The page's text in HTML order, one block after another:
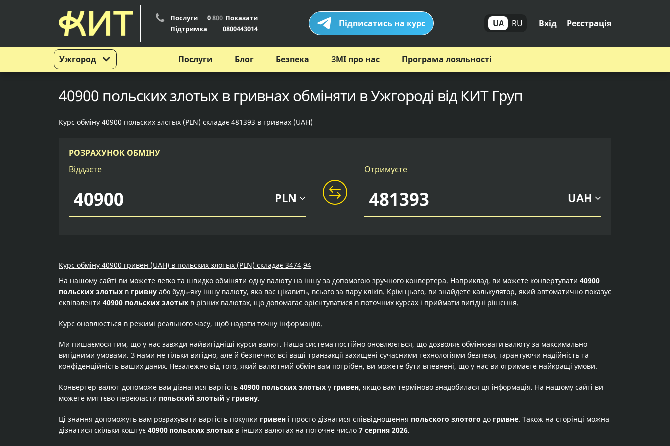
Ужгород
Послуги 0800 Показати
Підтримка
0800443014 Підписатись на курс UA RU Вхід Реєстрація
Послуги Блог Безпека ЗМІ про нас Програма лояльності
40900 польских злотых в гривнах обміняти в Ужгороді від КИТ Груп
Курс обміну 40900 польских злотых (PLN) складає 481393 в гривнах (UAH)
РОЗРАХУНОК ОБМІНУ
Віддаєте
PLN
Отримуєте
UAH
Курс обміну 40900 гривен (UAH) в польских злотых (PLN) складає 3474,94
На нашому сайті ви можете легко та швидко обміняти одну валюту на іншу за допомогою зручного конвертера. Наприклад, ви можете конвертувати 40900
польских злотых в гривну або будь-яку іншу валюту, яка вас цікавить, всього за пару кліків. Крім цього, ви знайдете калькулятор, який автоматично показує
еквіваленти 40900 польских злотых в різних валютах, що допомагає орієнтуватися в поточних курсах і приймати вигідні рішення.
Курс оновлюється в режимі реального часу, щоб надати точну інформацію.
Ми пишаємося тим, що у нас завжди найвигідніші курси валют. Наша система постійно оновлюється, що дозволяє обмінювати валюту за максимально
вигідними умовами. З нами не тільки вигідно, але й безпечно: всі ваші транзакції захищені сучасними технологіями безпеки, гарантуючи надійність та
конфіденційність ваших даних. Незалежно від того, який валютний обмін вам потрібен, ви можете бути впевнені, що у нас ви отримаєте найкращі умови.
Конвертер валют допоможе вам дізнатися вартість 40900 польских злотых у гривен, якщо вам терміново знадобилася ця інформація. На нашому сайті ви
можете миттєво перекласти польский злотый у гривну.
Ці знання допоможуть вам розрахувати вартість покупки гривен і просто дізнатися співвідношення польского злотого до гривне. Також на сторінці можна
дізнатися скільки коштує 40900 польских злотых в інших валютах на поточне число 7 серпня 2026.